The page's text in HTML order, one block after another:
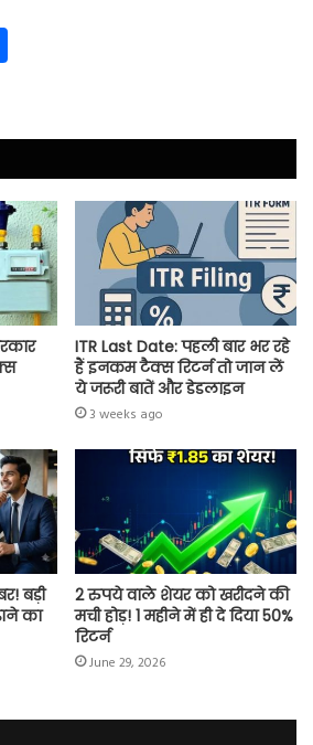
ITR Last Date: पहली बार भर रहे
हैं इनकम टैक्स रिटर्न तो जान लें
ये जरूरी बातें और डेडलाइन
3 weeks ago
बड़ी
का
2 रुपये वाले शेयर को खरीदने की
मची होड़! 1 महीने में ही दे दिया 50%
रिटर्न
June 29, 2026